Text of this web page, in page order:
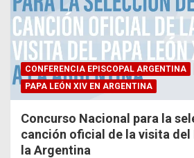
CONFERENCIA EPISCOPAL ARGENTINA
PAPA LEÓN XIV EN ARGENTINA
Concurso Nacional para la
canción oficial de la visita del
la Argentina